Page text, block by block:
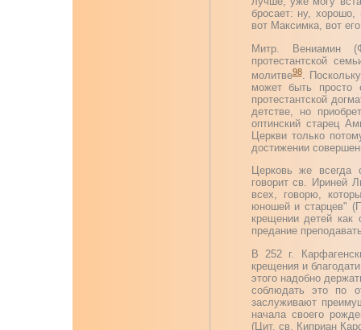
бросает: ну,
вот Максимка, вот
Митр. Вениамин
протестантской
молитве98.
может быть просто
протестантской
детстве, но
оптинский старец
Церкви только
достижении
Церковь же всегда
говорит св. Ириней
всех, говорю,
юношей и старцев"
крещении детей как
предание
В 252 г.
крещения и
этого надобно
соблюдать это по
заслуживают
начала своего
(Цит. св. Киприан